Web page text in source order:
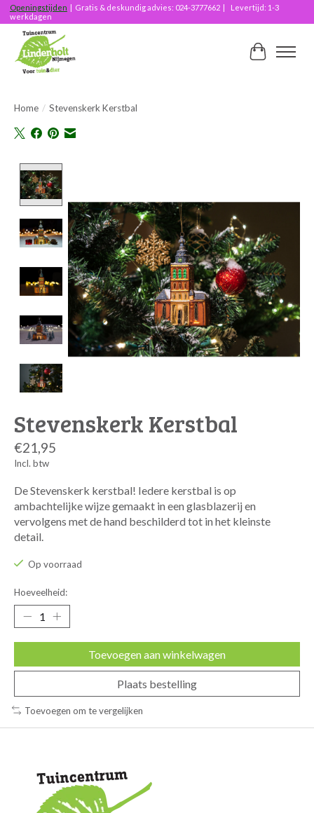
Openingstijden | Gratis & deskundig advies: 024-3777662 | Levertijd: 1-3
werkdagen
Home / Stevenskerk Kerstbal
Stevenskerk Kerstbal
€21,95
Incl. btw
De Stevenskerk kerstbal! Iedere kerstbal is op
ambachtelijke wijze gemaakt in een glasblazerij en
vervolgens met de hand beschilderd tot in het kleinste
detail.
Op voorraad
Hoeveelheid:
Toevoegen aan winkelwagen
Plaats bestelling
Toevoegen om te vergelijken